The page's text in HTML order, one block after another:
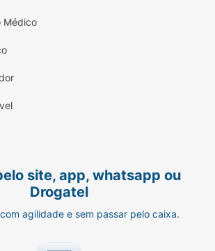
cintilante
Vult é testado em animais, ou
perceptível após a secagem
consumidor:
Médico
site, app, whatsapp ou
Drogatel
agilidade e sem passar pelo caixa.